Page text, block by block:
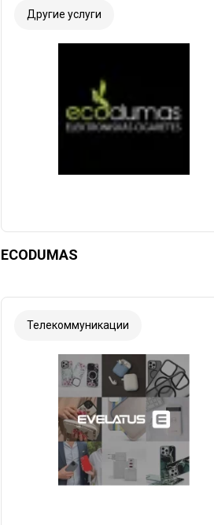
Другие услуги
ECODUMAS
Телекоммуникации